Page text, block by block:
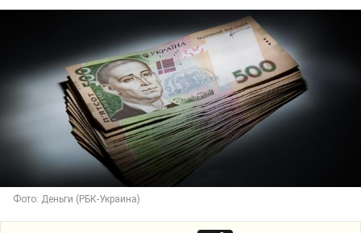
Фото: Деньги (РБК-Украина)